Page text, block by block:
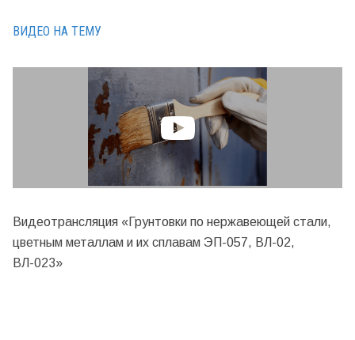
ВИДЕО НА ТЕМУ
Видеотрансляция «Грунтовки по нержавеющей стали,
цветным металлам и их сплавам ЭП-057, ВЛ-02,
ВЛ-023»